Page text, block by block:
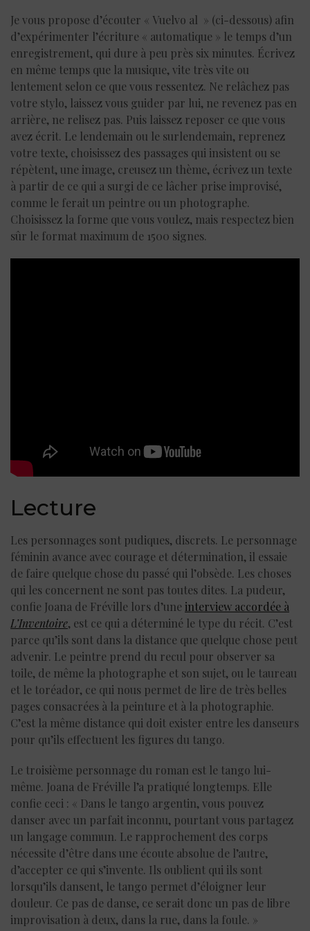
Je vous propose d’écouter « Vuelvo al » (ci-dessous) afin
d’expérimenter l’écriture « automatique » le temps d’un
enregistrement, qui dure à peu près six minutes. Écrivez
en même temps que la musique, vite très vite ou
lentement selon ce que vous ressentez. Ne relâchez pas
votre stylo, laissez vous guider par lui, ne revenez pas en
arrière, ne relisez pas. Puis laissez reposer ce que vous
avez écrit. Le lendemain ou le surlendemain, reprenez
votre texte, choisissez des passages qui insistent ou se
répètent, une image, creusez un thème, écrivez un texte
à partir de ce qui a surgi de ce lâcher prise improvisé,
comme le ferait un peintre ou un photographe.
Choisissez la forme que vous voulez, mais respectez bien
sûr le format maximum de 1500 signes.
Lecture
Les personnages sont pudiques, discrets. Le personnage
féminin avance avec courage et détermination, il essaie
de faire quelque chose du passé qui l’obsède. Les choses
qui les concernent ne sont pas toutes dites. La pudeur,
confie Joana de Fréville lors d’une interview accordée à
L’Inventoire, est ce qui a déterminé le type du récit. C’est
parce qu’ils sont dans la distance que quelque chose peut
advenir. Le peintre prend du recul pour observer sa
toile, de même la photographe et son sujet, ou le taureau
et le toréador, ce qui nous permet de lire de très belles
pages consacrées à la peinture et à la photographie.
C’est la même distance qui doit exister entre les danseurs
pour qu’ils effectuent les figures du tango.
Le troisième personnage du roman est le tango lui-
même. Joana de Fréville l’a pratiqué longtemps. Elle
confie ceci : « Dans le tango argentin, vous pouvez
danser avec un parfait inconnu, pourtant vous partagez
un langage commun. Le rapprochement des corps
nécessite d’être dans une écoute absolue de l’autre,
d’accepter ce qui s’invente. Ils oublient qui ils sont
lorsqu’ils dansent, le tango permet d’éloigner leur
douleur. Ce pas de danse, ce serait donc un pas de libre
improvisation à deux, dans la rue, dans la foule. »